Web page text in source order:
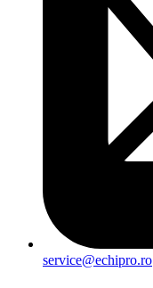
service@echipro.ro